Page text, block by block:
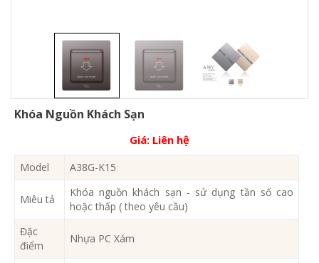
Khóa Nguồn Khách Sạn
Giá: Liên hệ
Model A38G-K15
Miêu tả
Khóa nguồn khách sạn - sử dụng tần số cao
hoặc thấp ( theo yêu cầu)
Đặc
điểm
Nhựa PC Xám